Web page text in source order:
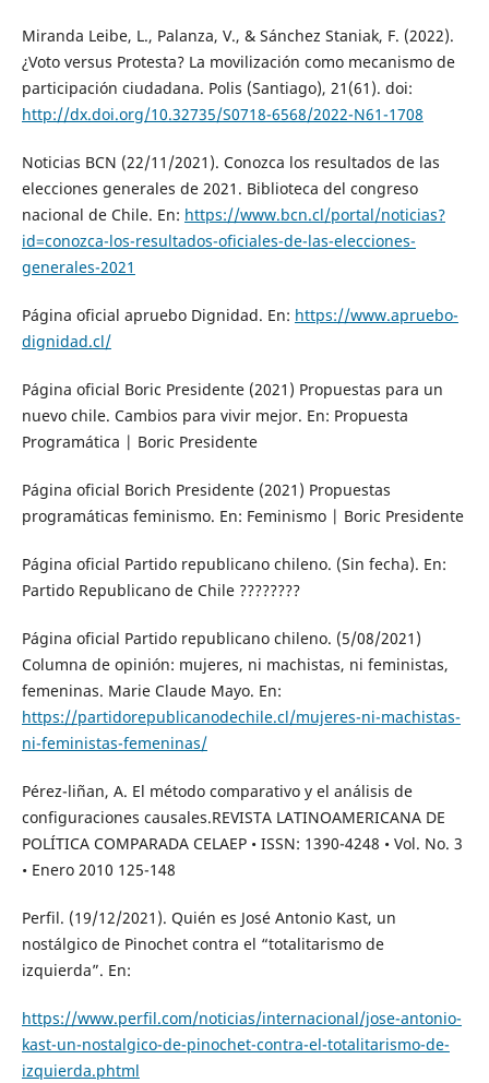
Miranda Leibe, L., Palanza, V., & Sánchez Staniak, F. (2022).
¿Voto versus Protesta? La movilización como mecanismo de
participación ciudadana. Polis (Santiago), 21(61). doi:
http://dx.doi.org/10.32735/S0718-6568/2022-N61-1708
Noticias BCN (22/11/2021). Conozca los resultados de las
elecciones generales de 2021. Biblioteca del congreso
nacional de Chile. En: https://www.bcn.cl/portal/noticias?
id=conozca-los-resultados-oficiales-de-las-elecciones-
generales-2021
Página oficial apruebo Dignidad. En: https://www.apruebo-
dignidad.cl/
Página oficial Boric Presidente (2021) Propuestas para un
nuevo chile. Cambios para vivir mejor. En: Propuesta
Programática | Boric Presidente
Página oficial Borich Presidente (2021) Propuestas
programáticas feminismo. En: Feminismo | Boric Presidente
Página oficial Partido republicano chileno. (Sin fecha). En:
Partido Republicano de Chile ????????
Página oficial Partido republicano chileno. (5/08/2021)
Columna de opinión: mujeres, ni machistas, ni feministas,
femeninas. Marie Claude Mayo. En:
https://partidorepublicanodechile.cl/mujeres-ni-machistas-
ni-feministas-femeninas/
Pérez-liñan, A. El método comparativo y el análisis de
configuraciones causales.REVISTA LATINOAMERICANA DE
POLÍTICA COMPARADA CELAEP • ISSN: 1390-4248 • Vol. No. 3
• Enero 2010 125-148
Perfil. (19/12/2021). Quién es José Antonio Kast, un
nostálgico de Pinochet contra el “totalitarismo de
izquierda”. En:
https://www.perfil.com/noticias/internacional/jose-antonio-
kast-un-nostalgico-de-pinochet-contra-el-totalitarismo-de-
izquierda.phtml